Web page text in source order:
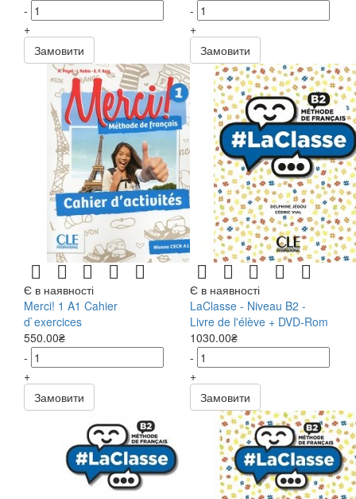
-
+
Замовити
-
+
Замовити
Є в наявності
Merci! 1 A1 Cahier
d`exercices
550.00₴
-
+
Замовити
Є в наявності
LaClasse - Niveau B2 -
Livre de l'élève + DVD-Rom
1030.00₴
-
+
Замовити